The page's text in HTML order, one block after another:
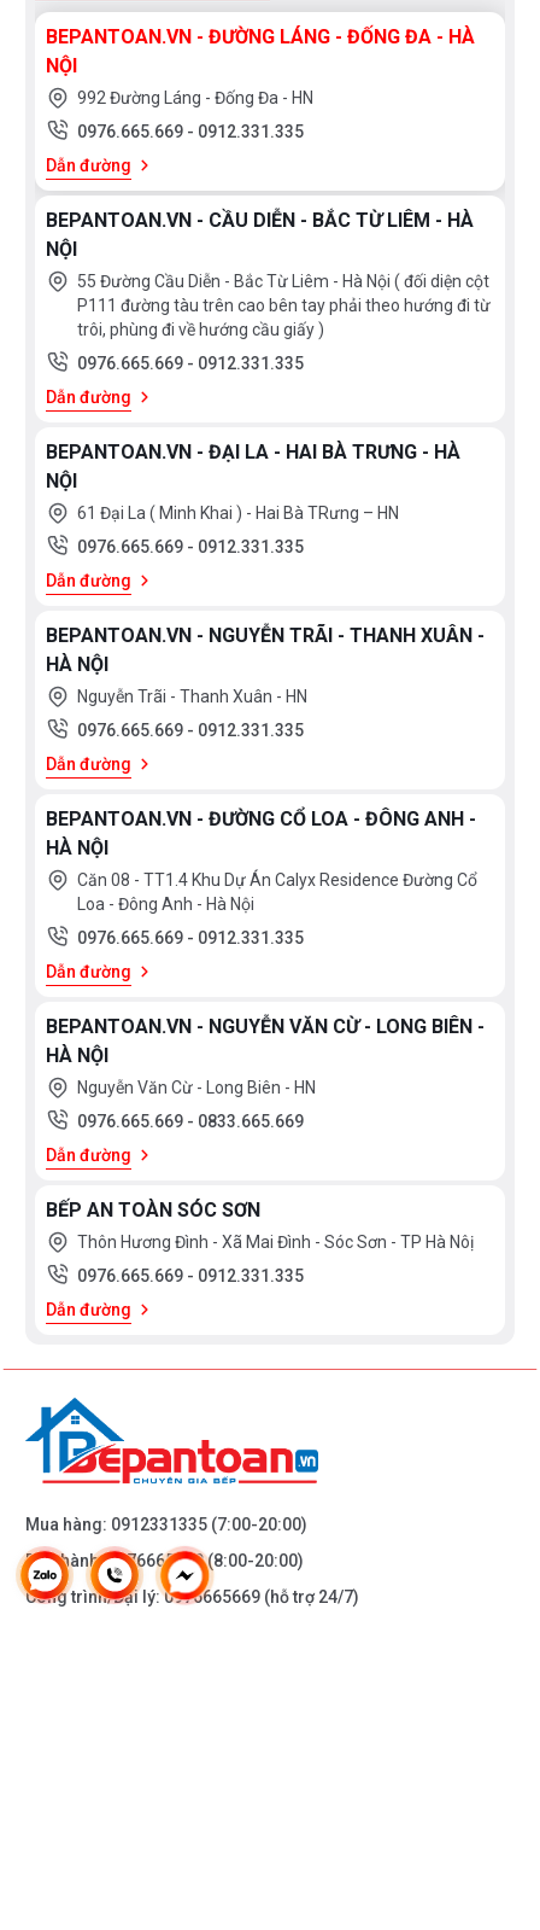
Chức năng hâm nóng (Keep Warm) với 3 mức
Chức năng chiên rán (Frying) kiểm soát nhiệt độ
Tạm dừng nấu “Pause Stop Go” linh hoạt.
người dùng chủ động hơn trong việc nấu ăn.
Tính năng chia sẻ công suất giữa 2 vùng nấu, tổng
công suất đạt tối đa 3700W.
BEPANTOAN.VN - ĐƯỜNG LÁNG - ĐỐNG ĐA - HÀ
NỘI
992 Đường Láng - Đống Đa - HN
0976.665.669 - 0912.331.335
Dẫn đường
BEPANTOAN.VN - CẦU DIỄN - BẮC TỪ LIÊM - HÀ
NỘI
55 Đường Cầu Diễn - Bắc Từ Liêm - Hà Nội ( đối diện cột
P111 đường tàu trên cao bên tay phải theo hướng đi từ
trôi, phùng đi về hướng cầu giấy )
0976.665.669 - 0912.331.335
Dẫn đường
BEPANTOAN.VN - ĐẠI LA - HAI BÀ TRƯNG - HÀ
NỘI
61 Đại La ( Minh Khai ) - Hai Bà TRưng – HN
0976.665.669 - 0912.331.335
Dẫn đường
BEPANTOAN.VN - NGUYỄN TRÃI - THANH XUÂN -
HÀ NỘI
Nguyễn Trãi - Thanh Xuân - HN
0976.665.669 - 0912.331.335
Dẫn đường
BEPANTOAN.VN - ĐƯỜNG CỔ LOA - ĐÔNG ANH -
HÀ NỘI
Căn 08 - TT1.4 Khu Dự Án Calyx Residence Đường Cổ
Loa - Đông Anh - Hà Nội
0976.665.669 - 0912.331.335
Dẫn đường
BEPANTOAN.VN - NGUYỄN VĂN CỪ - LONG BIÊN -
HÀ NỘI
Nguyễn Văn Cừ - Long Biên - HN
0976.665.669 - 0833.665.669
Dẫn đường
BẾP AN TOÀN SÓC SƠN
Thôn Hương Đình - Xã Mai Đình - Sóc Sơn - TP Hà Nôị
0976.665.669 - 0912.331.335
Dẫn đường
Mua hàng: 0912331335 (7:00-20:00)
Bảo hành:0976665669(8:00-20:00)
Công trình/Đại lý:0976665669 (hỗ trợ 24/7)